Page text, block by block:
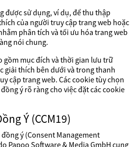
được sử dụng, ví dụ, để thu thập
của người truy cập trang web hoặc
phân tích và tối ưu hóa trang web
nói chung.
gồm mục đích và thời gian lưu trữ
giải thích bên dưới và trong thanh
cập trang web. Các cookie tùy chọn
ý rõ ràng cho việc đặt các cookie
Ý (CCM19)
ý (Consent Management
Papoo Software & Media GmbH cung